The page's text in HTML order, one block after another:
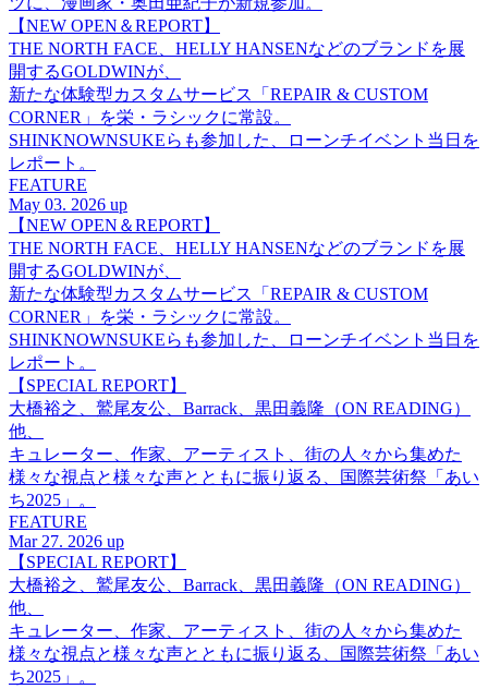
【NEW OPEN＆REPORT】
THE NORTH FACE、HELLY HANSENなどのブランドを展
開するGOLDWINが、
新たな体験型カスタムサービス「REPAIR & CUSTOM
CORNER」を栄・ラシックに常設。
SHINKNOWNSUKEらも参加した、ローンチイベント当日を
レポート。
FEATURE
May 03. 2026 up
【NEW OPEN＆REPORT】
THE NORTH FACE、HELLY HANSENなどのブランドを展
開するGOLDWINが、
新たな体験型カスタムサービス「REPAIR & CUSTOM
CORNER」を栄・ラシックに常設。
SHINKNOWNSUKEらも参加した、ローンチイベント当日を
レポート。
【SPECIAL REPORT】
大橋裕之、鷲尾友公、Barrack、黒田義隆（ON READING）
他、
キュレーター、作家、アーティスト、街の人々から集めた
様々な視点と様々な声とともに振り返る、国際芸術祭「あい
ち2025」。
FEATURE
Mar 27. 2026 up
【SPECIAL REPORT】
大橋裕之、鷲尾友公、Barrack、黒田義隆（ON READING）
他、
キュレーター、作家、アーティスト、街の人々から集めた
様々な視点と様々な声とともに振り返る、国際芸術祭「あい
ち2025」。